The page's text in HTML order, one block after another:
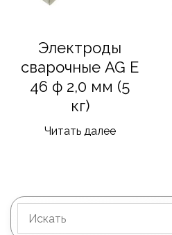
Электроды
сварочные AG E
46 ф 2,0 мм (5
кг)
Читать далее